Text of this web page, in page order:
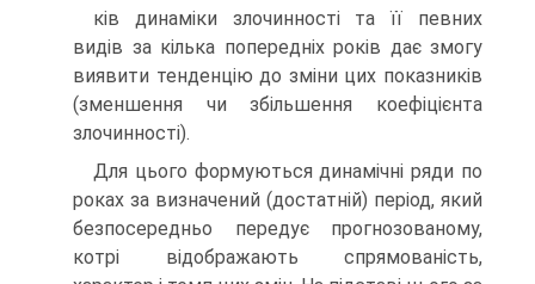
ків динаміки злочинності та її певних
видів за кілька попередніх років дає змогу
виявити тенденцію до зміни цих показників
(зменшення чи збільшення коефіцієнта
злочинності).
Для цього формуються динамічні ряди по
роках за визначений (достатній) період, який
безпосередньо передує прогнозованому,
котрі відображають спрямованість,